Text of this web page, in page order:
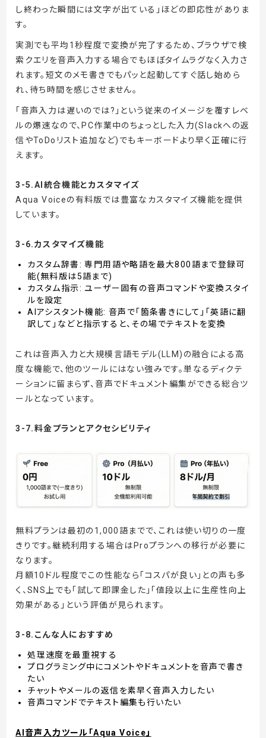
し終わった瞬間には文字が出ている」ほどの即応性がありま
す。
実測でも平均1秒程度で変換が完了するため、ブラウザで検
索クエリを音声入力する場合でもほぼタイムラグなく入力さ
れます。短文のメモ書きでもパッと起動してすぐ話し始めら
れ、待ち時間を感じさせません。
「音声入力は遅いのでは?」という従来のイメージを覆すレベ
ルの爆速なので、PC作業中のちょっとした入力(Slackへの返
信やToDoリスト追加など)でもキーボードより早く正確に行
えます。
3-5.AI統合機能とカスタマイズ
Aqua Voiceの有料版では豊富なカスタマイズ機能を提供
しています。
3-6.カスタマイズ機能
カスタム辞書: 専門用語や略語を最大800語まで登録可
能(無料版は5語まで)
カスタム指示: ユーザー固有の音声コマンドや変換スタイ
ルを設定
AIアシスタント機能: 音声で「箇条書きにして」「英語に翻
訳して」などと指示すると、その場でテキストを変換
これは音声入力と大規模言語モデル(LLM)の融合による高
度な機能で、他のツールにはない強みです。単なるディクテ
ーションに留まらず、音声でドキュメント編集ができる総合ツ
ールとなっています。
3-7.料金プランとアクセシビリティ
無料プランは最初の1,000語までで、これは使い切りの一度
きりです。継続利用する場合はProプランへの移行が必要に
なります。
月額10ドル程度でこの性能なら「コスパが良い」との声も多
く、SNS上でも「試して即課金した」「値段以上に生産性向上
効果がある」という評価が見られます。
3-8.こんな人におすすめ
処理速度を最重視する
プログラミング中にコメントやドキュメントを音声で書き
たい
チャットやメールの返信を素早く音声入力したい
音声コマンドでテキスト編集も行いたい
AI音声入力ツール「Aqua Voice」